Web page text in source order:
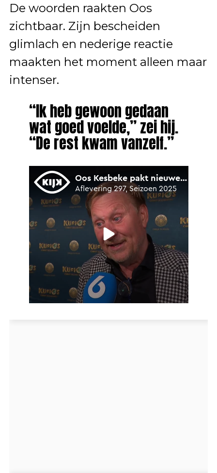
De woorden raakten Oos
zichtbaar. Zijn bescheiden
glimlach en nederige reactie
maakten het moment alleen maar
intenser.
“Ik heb gewoon gedaan
wat goed voelde,” zei hij.
“De rest kwam vanzelf.”